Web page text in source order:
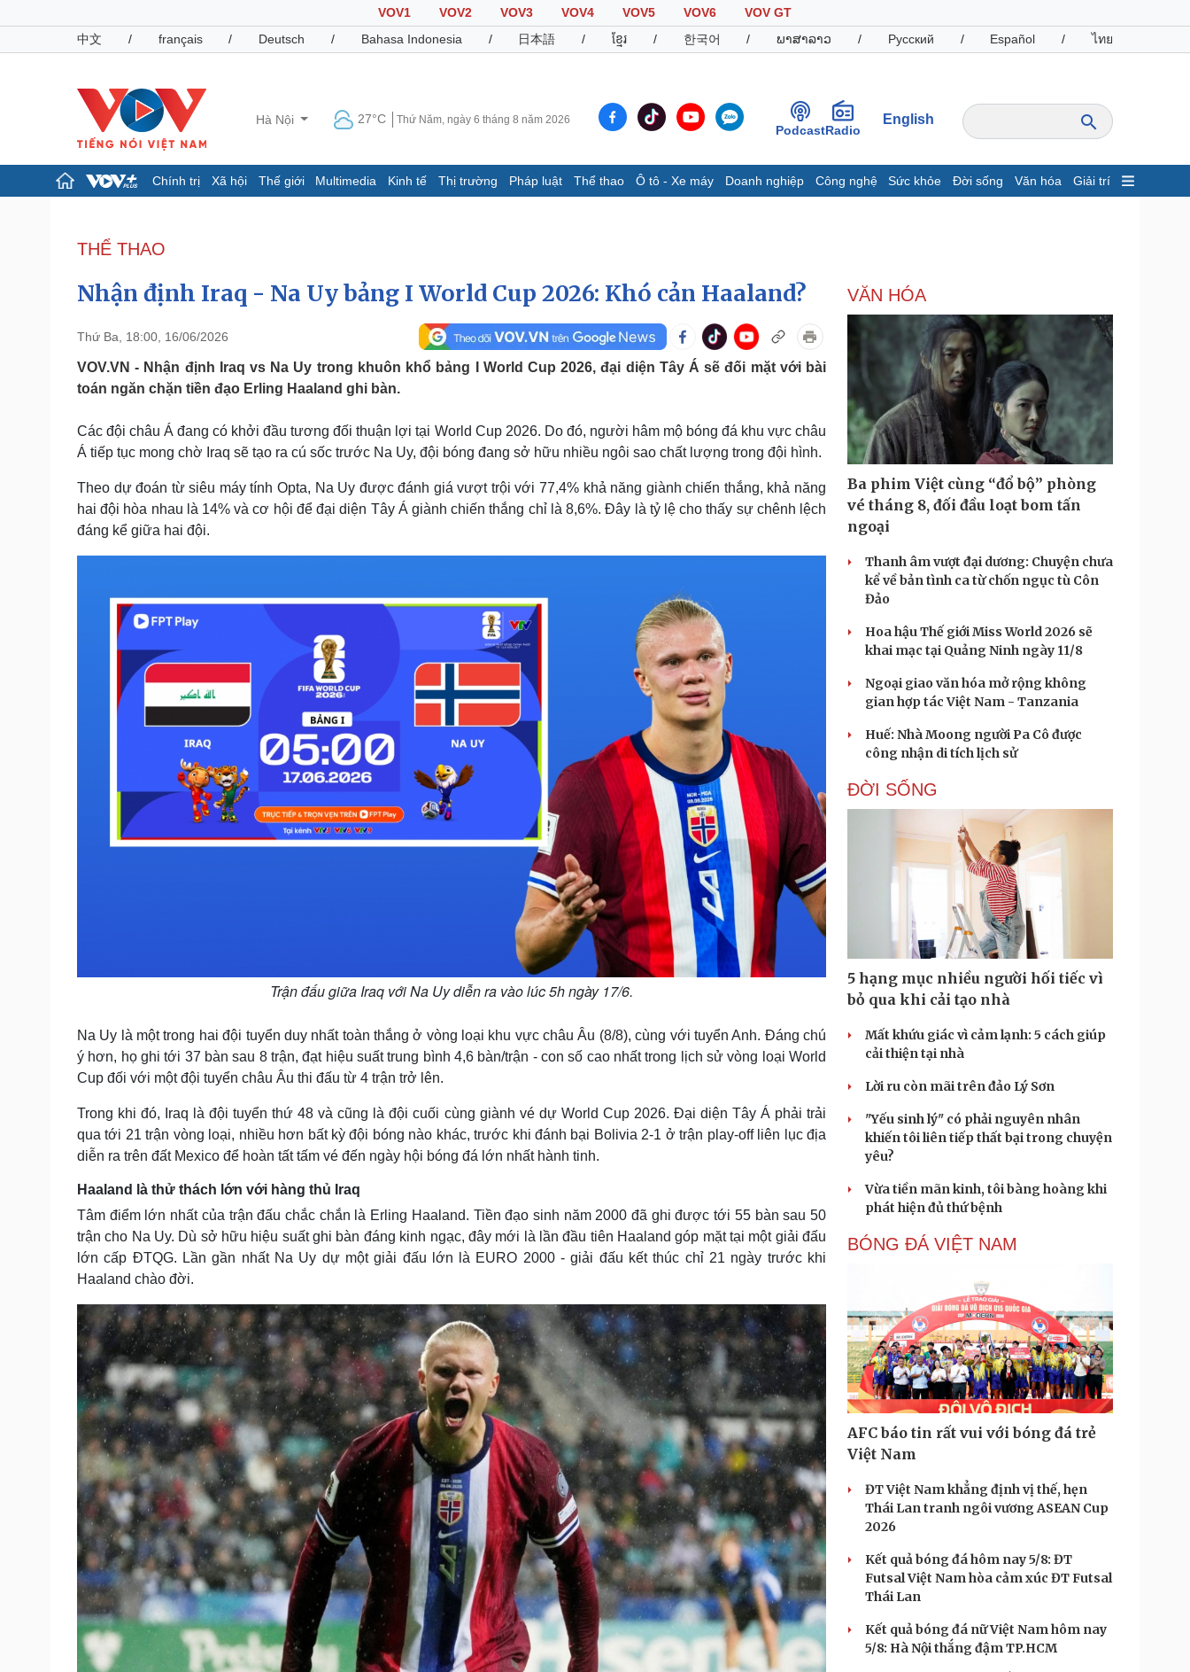
VOV1 VOV2 VOV3 VOV4 VOV5 VOV6
VOV GT
中文
/ français / Deutsch / Bahasa Indonesia / 日本語 / ខ្មែរ / 한국어 / ພາສາລາວ / Русский / Español / ไทย
Hà Nội 27°C Thứ Năm, ngày 6 tháng 8 năm 2026
PodcastRadio
English
Chính trị Xã hội Thế giới Multimedia Kinh tế Thị trường Pháp luật Thể thao Ô tô - Xe máy Doanh nghiệp Công nghệ Sức khỏe Đời sống Văn hóa Giải trí
Đảng
Tổ chức nhân sự
Nhận diện sự thật
Dấu ấn VOV
E-Magazine
Infographic
Giá cà phê
Pháp luật
Vụ án
Tư vấn luật
Quân sự - Quốc phòng
Vũ khí
Phân tích
Thể thao
Thế giới thể thao
eSports
Hậu trường
Ô tô - Xe máy
Tư vấn
Doanh nghiệp
Thông tin doanh nghiệp
Doanh nghiệp 24h
Doanh nhân
Vì cộng đồng
Công nghệ
Sành điệu
Tin Công nghệ
Trải nghiệm
Chuyển đổi số
Sức khỏe
Dinh dưỡng - món ngon
Cây thuốc
Sản phụ khoa
Làm đẹp - giảm cân
Phòng mạch online
Ăn sạch sống khỏe
Đời sống
Nhà đẹp
Tình yêu - Gia đình
Văn hóa
Sân khấu - Điện ảnh
Âm nhạc
Giải trí
Nghệ sĩ
Sao Việt
Du lịch
Tư vấn
check-in
Podcast
Câu chuyện thời sự
Cửa sổ tình yêu
Kể chuyện cho bé
Hạt giống tâm hồn
Cải chính
THỂ THAO
Nhận định Iraq - Na Uy bảng I World Cup 2026: Khó cản Haaland?
Thứ Ba, 18:00, 16/06/2026
VOV.VN - Nhận định Iraq vs Na Uy trong khuôn khổ bảng I World Cup 2026, đại diện Tây Á sẽ đối mặt với bài
toán ngăn chặn tiền đạo Erling Haaland ghi bàn.
Các đội châu Á đang có khởi đầu tương đối thuận lợi tại World Cup 2026. Do đó, người hâm mộ bóng đá khu vực châu
Á tiếp tục mong chờ Iraq sẽ tạo ra cú sốc trước Na Uy, đội bóng đang sở hữu nhiều ngôi sao chất lượng trong đội hình.
Theo dự đoán từ siêu máy tính Opta, Na Uy được đánh giá vượt trội với 77,4% khả năng giành chiến thắng, khả năng
hai đội hòa nhau là 14% và cơ hội để đại diện Tây Á giành chiến thắng chỉ là 8,6%. Đây là tỷ lệ cho thấy sự chênh lệch
đáng kể giữa hai đội.
Trận đấu giữa Iraq với Na Uy diễn ra vào lúc 5h ngày 17/6.
Na Uy là một trong hai đội tuyển duy nhất toàn thắng ở vòng loại khu vực châu Âu (8/8), cùng với tuyển Anh. Đáng chú
ý hơn, họ ghi tới 37 bàn sau 8 trận, đạt hiệu suất trung bình 4,6 bàn/trận - con số cao nhất trong lịch sử vòng loại World
Cup đối với một đội tuyển châu Âu thi đấu từ 4 trận trở lên.
Trong khi đó, Iraq là đội tuyển thứ 48 và cũng là đội cuối cùng giành vé dự World Cup 2026. Đại diện Tây Á phải trải
qua tới 21 trận vòng loại, nhiều hơn bất kỳ đội bóng nào khác, trước khi đánh bại Bolivia 2-1 ở trận play-off liên lục địa
diễn ra trên đất Mexico để hoàn tất tấm vé đến ngày hội bóng đá lớn nhất hành tinh.
Haaland là thử thách lớn với hàng thủ Iraq
Tâm điểm lớn nhất của trận đấu chắc chắn là Erling Haaland. Tiền đạo sinh năm 2000 đã ghi được tới 55 bàn sau 50
trận cho Na Uy. Dù sở hữu hiệu suất ghi bàn đáng kinh ngạc, đây mới là lần đầu tiên Haaland góp mặt tại một giải đấu
lớn cấp ĐTQG. Lần gần nhất Na Uy dự một giải đấu lớn là EURO 2000 - giải đấu kết thúc chỉ 21 ngày trước khi
Haaland chào đời.
VĂN HÓA
Ba phim Việt cùng “đổ bộ” phòng
vé tháng 8, đối đầu loạt bom tấn
ngoại
Thanh âm vượt đại dương: Chuyện chưa
kể về bản tình ca từ chốn ngục tù Côn
Đảo
Hoa hậu Thế giới Miss World 2026 sẽ
khai mạc tại Quảng Ninh ngày 11/8
Ngoại giao văn hóa mở rộng không
gian hợp tác Việt Nam - Tanzania
Huế: Nhà Moong người Pa Cô được
công nhận di tích lịch sử
ĐỜI SỐNG
5 hạng mục nhiều người hối tiếc vì
bỏ qua khi cải tạo nhà
Mất khứu giác vì cảm lạnh: 5 cách giúp
cải thiện tại nhà
Lời ru còn mãi trên đảo Lý Sơn
"Yếu sinh lý" có phải nguyên nhân
khiến tôi liên tiếp thất bại trong chuyện
yêu?
Vừa tiền mãn kinh, tôi bàng hoàng khi
phát hiện đủ thứ bệnh
BÓNG ĐÁ VIỆT NAM
AFC báo tin rất vui với bóng đá trẻ
Việt Nam
ĐT Việt Nam khẳng định vị thế, hẹn
Thái Lan tranh ngôi vương ASEAN Cup
2026
Kết quả bóng đá hôm nay 5/8: ĐT
Futsal Việt Nam hòa cảm xúc ĐT Futsal
Thái Lan
Kết quả bóng đá nữ Việt Nam hôm nay
5/8: Hà Nội thắng đậm TP.HCM